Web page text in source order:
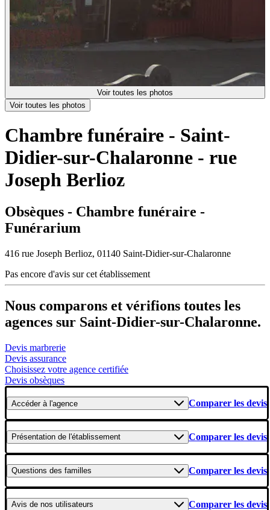
Voir toutes les photos
Voir toutes les photos
Chambre funéraire - Saint-
Didier-sur-Chalaronne - rue
Joseph Berlioz
Obsèques - Chambre funéraire -
Funérarium
416 rue Joseph Berlioz, 01140 Saint-Didier-sur-Chalaronne
Pas encore d'avis sur cet établissement
Nous comparons et vérifions toutes les
agences sur Saint-Didier-sur-Chalaronne.
Devis marbrerie
Devis assurance
Choisissez votre agence certifiée
Devis obsèques
Accéderà l'agence Comparer les devis
Présentation de l'établissement Comparer les devis
Questions des familles Comparer les devis
Avis de nos utilisateurs Comparer les devis